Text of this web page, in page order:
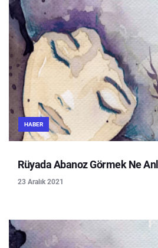
HABER
Rüyada Abanoz Görmek Ne
23 Aralık 2021